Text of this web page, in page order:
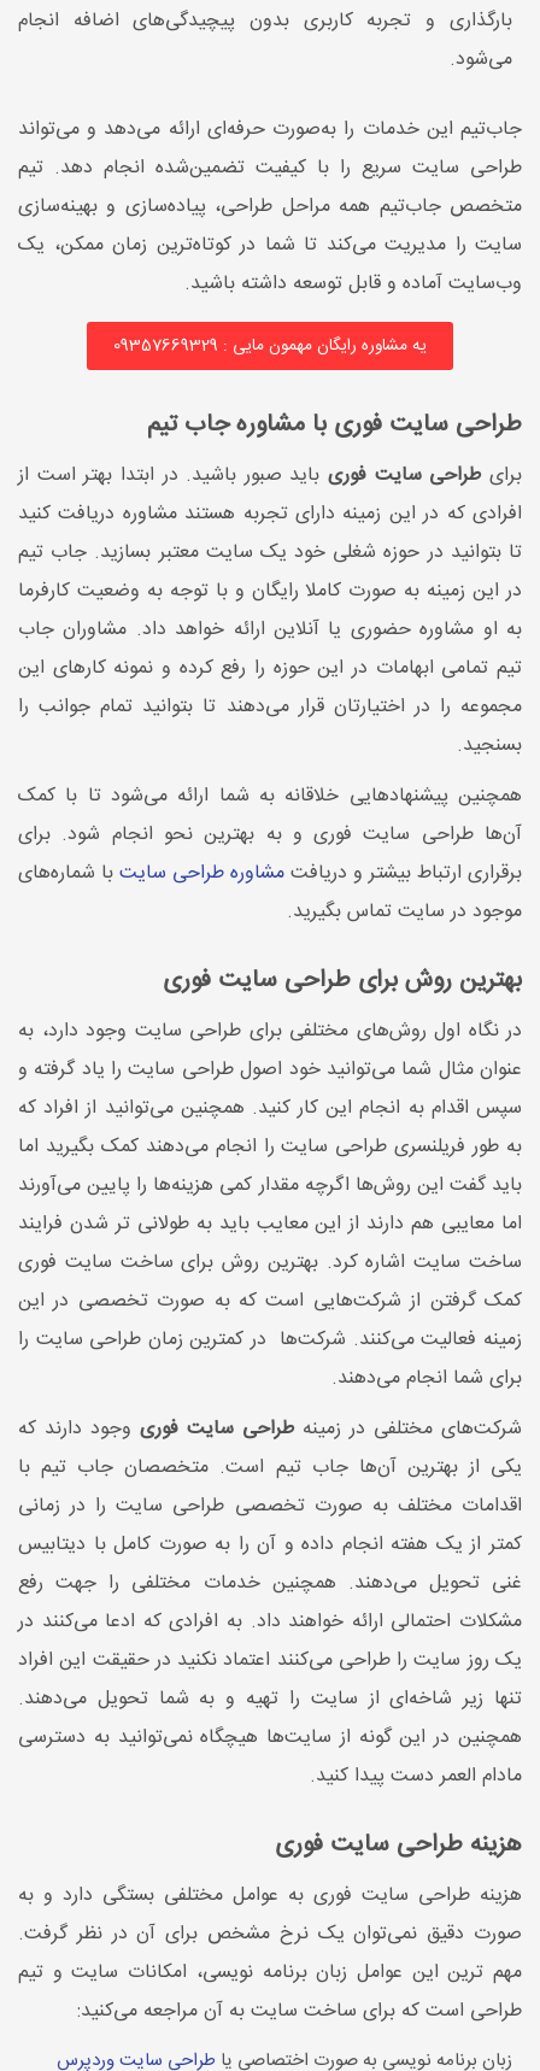
بارگذاری و تجربه کاربری بدون پیچیدگی‌های اضافه انجام
می‌شود.
جاب‌تیم این خدمات را به‌صورت حرفه‌ای ارائه می‌دهد و می‌تواند
طراحی سایت سریع را با کیفیت تضمین‌شده انجام دهد. تیم
متخصص جاب‌تیم همه مراحل طراحی، پیاده‌سازی و بهینه‌سازی
سایت را مدیریت می‌کند تا شما در کوتاه‌ترین زمان ممکن، یک
وب‌سایت آماده و قابل توسعه داشته باشید.
یه مشاوره رایگان مهمون مایی : 09357669329
طراحی سایت فوری با مشاوره جاب تیم
برایطراحی سایت فوریباید صبور باشید. در ابتدا بهتر است از
افرادی که در این زمینه دارای تجربه هستند مشاوره دریافت کنید
تا بتوانید در حوزه شغلی خود یک سایت معتبر بسازید. جاب تیم
در این زمینه به صورت کاملا رایگان و با توجه به وضعیت کارفرما
به او مشاوره حضوری یا آنلاین ارائه خواهد داد. مشاوران جاب
تیم تمامی ابهامات در این حوزه را رفع کرده و نمونه کارهای این
مجموعه را در اختیارتان قرار می‌دهند تا بتوانید تمام جوانب را
بسنجید.
همچنین پیشنهادهایی خلاقانه به شما ارائه می‌شود تا با کمک
آن‌ها طراحی سایت فوری و به بهترین نحو انجام شود. برای
برقراری ارتباط بیشتر و دریافتمشاوره طراحی سایتبا شماره‌‌های
موجود در سایت تماس بگیرید.
بهترین روش برای طراحی سایت فوری
در نگاه اول روش‌های مختلفی برای طراحی سایت وجود دارد، به
عنوان مثال شما می‌توانید خود اصول طراحی سایت را یاد گرفته و
سپس اقدام به انجام این کار کنید. همچنین می‌توانید از افراد که
به طور فریلنسری طراحی سایت را انجام می‌دهند کمک بگیرید اما
باید گفت این روش‌ها اگرچه مقدار کمی هزینه‌ها را پایین می‌آورند
اما معایبی هم دارند از این معایب باید به طولانی تر شدن فرایند
ساخت سایت اشاره کرد. بهترین روش برای ساخت سایت فوری
کمک گرفتن از شرکت‌هایی است که به صورت تخصصی در این
زمینه فعالیت می‌کنند. شرکت‌ها در کمترین زمان طراحی سایت را
برای شما انجام می‌دهند.
شرکت‌های مختلفی در زمینهطراحی سایت فوری وجود دارند که
یکی از بهترین آن‌ها جاب تیم است. متخصصان جاب تیم با
اقدامات مختلف به صورت تخصصی طراحی سایت را در زمانی
کمتر از یک هفته انجام داده و آن را به صورت کامل با دیتابیس
غنی تحویل می‌دهند. همچنین خدمات مختلفی را جهت رفع
مشکلات احتمالی ارائه خواهند داد. به افرادی که ادعا می‌کنند در
یک روز سایت را طراحی می‌کنند اعتماد نکنید در حقیقت این افراد
تنها زیر شاخه‌ای از سایت را تهیه و به شما تحویل می‌دهند.
همچنین در این گونه از سایت‌ها هیچگاه نمی‌توانید به دسترسی
مادام العمر دست پیدا کنید.
هزینه طراحی سایت فوری
هزینه طراحی سایت فوری به عوامل مختلفی بستگی دارد و به
صورت دقیق نمی‌توان یک نرخ مشخص برای آن در نظر گرفت.
مهم ترین این عوامل زبان برنامه نویسی، امکانات سایت و تیم
طراحی است که برای ساخت سایت به آن مراجعه می‌کنید:
زبان برنامه نویسی به صورت اختصاصی یا طراحی سایت وردپرس